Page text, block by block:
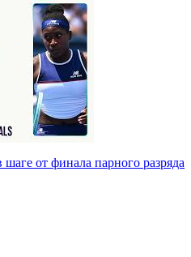
от финала парного разряда